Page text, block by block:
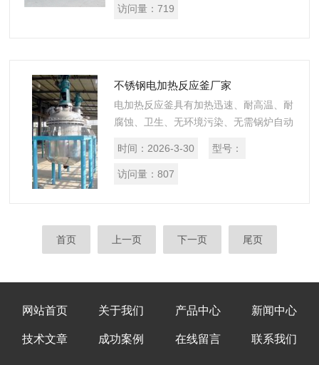
访问量： 719
不锈钢电加热反应釜厂家
电加热反应釜具有加热迅速、耐高温、耐
腐蚀、卫生、无环境污染、无需锅炉自动
套里面的导热油，使导热油温度升到所需
要的温度，然后有测温控制仪控制电热
时间： 2026-3-30 型号：
访问量： 807
首页 上一页 下一页 尾页
网站首页 关于我们 产品中心 新闻中心
技术文章 成功案例 在线留言 联系我们